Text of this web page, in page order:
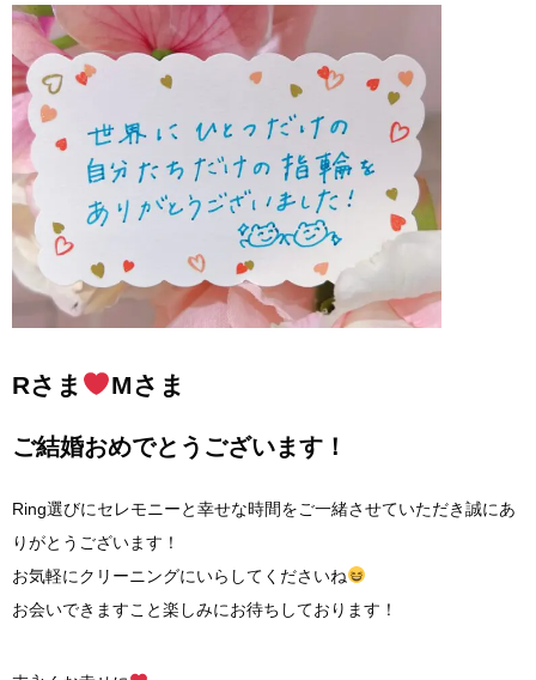
Rさま Mさま
ご結婚おめでとうございます！
Ring選びにセレモニーと幸せな時間をご一緒させていただき誠にあ
りがとうございます！
お気軽にクリーニングにいらしてくださいね
お会いできますこと楽しみにお待ちしております！